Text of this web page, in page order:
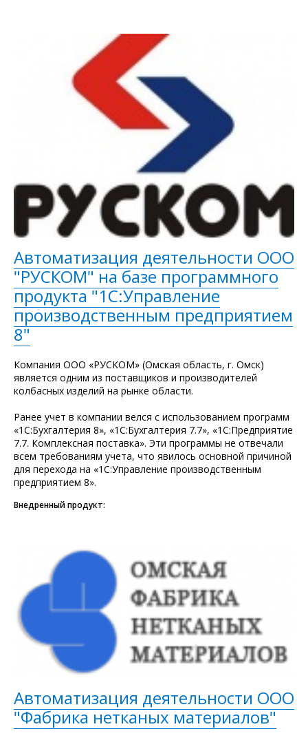
Автоматизация деятельности ООО
"РУСКОМ" на базе программного
продукта "1С:Управление
производственным предприятием
8"
Компания ООО «РУСКОМ» (Омская область, г. Омск)
является одним из поставщиков и производителей
колбасных изделий на рынке области.
Ранее учет в компании велся с использованием программ
«1С:Бухгалтерия 8», «1С:Бухгалтерия 7.7», «1С:Предприятие
7.7. Комплексная поставка». Эти программы не отвечали
всем требованиям учета, что явилось основной причиной
для перехода на «1С:Управление производственным
предприятием 8».
Внедренный продукт:
Автоматизация деятельности ООО
"Фабрика нетканых материалов"